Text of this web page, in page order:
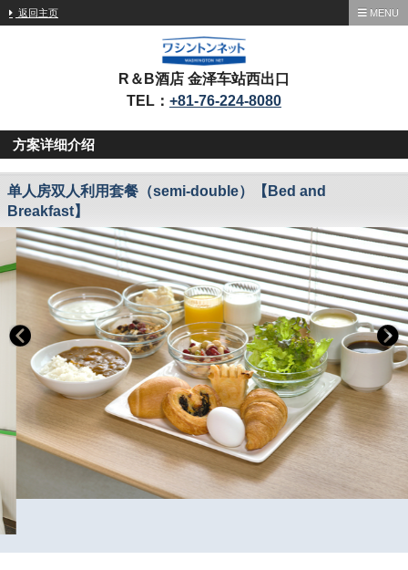
返回主页 MENU
R＆B酒店 金泽车站西出口
TEL： +81-76-224-8080
方案详细介绍
单人房双人利用套餐（semi-double）【Bed and
Breakfast】